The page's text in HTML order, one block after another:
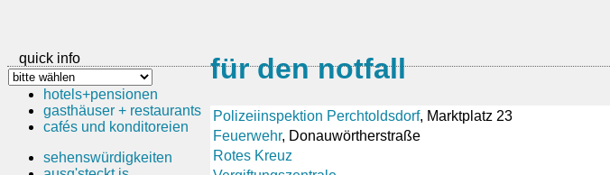
quick info
hotels+pensionen
gasthäuser + restaurants
cafés und konditoreien
sehenswürdigkeiten
für den notfall
Polizeiinspektion Perchtoldsdorf, Marktplatz 23
Feuerwehr, Donauwörtherstraße
Rotes Kreuz